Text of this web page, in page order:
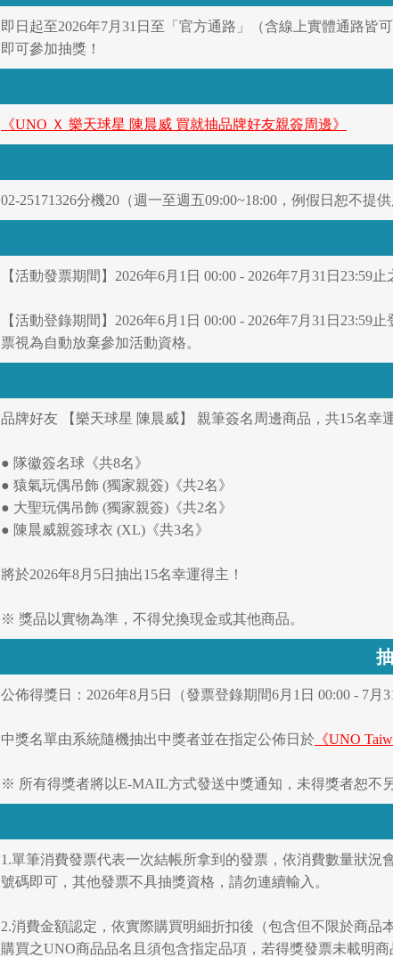
即日起至2026年7月31日至「官方通路」（含線上實體通路皆
即可參加抽獎！
《UNO Ｘ 樂天球星 陳晨威 買就抽品牌好友親簽周邊》
02-25171326分機20（週一至週五09:00~18:00，例假日恕不提供
【活動發票期間】2026年6月1日 00:00 - 2026年7月31日23:59
【活動登錄期間】2026年6月1日 00:00 - 2026年7月31日
票視為自動放棄參加活動資格。
品牌好友 【樂天球星 陳晨威】 親筆簽名周邊商品，共15名幸
● 隊徽簽名球《共8名》
● 猿氣玩偶吊飾 (獨家親簽)《共2名》
● 大聖玩偶吊飾 (獨家親簽)《共2名》
● 陳晨威親簽球衣 (XL)《共3名》
將於2026年8月5日抽出15名幸運得主！
※ 獎品以實物為準，不得兌換現金或其他商品。
公佈得獎日：2026年8月5日（發票登錄期間6月1日 00:00 - 7月
中獎名單由系統隨機抽出中獎者並在指定公佈日於 《UNO
※ 所有得獎者將以E-MAIL方式發送中獎通知，未得獎者恕不另
1.單筆消費發票代表一次結帳所拿到的發票，依消費數量狀
號碼即可，其他發票不具抽獎資格，請勿連續輸入。
2.消費金額認定，依實際購買明細折扣後（包含但不限於商
購買之UNO商品品名且須包含指定品項，若得獎發票未載明